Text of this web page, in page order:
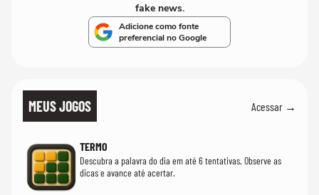
fake news.
Adicione como fonte
preferencial no Google
MEUS JOGOS Acessar →
TERMO
Descubra a palavra do dia em até 6 tentativas. Observe as
dicas e avance até acertar.